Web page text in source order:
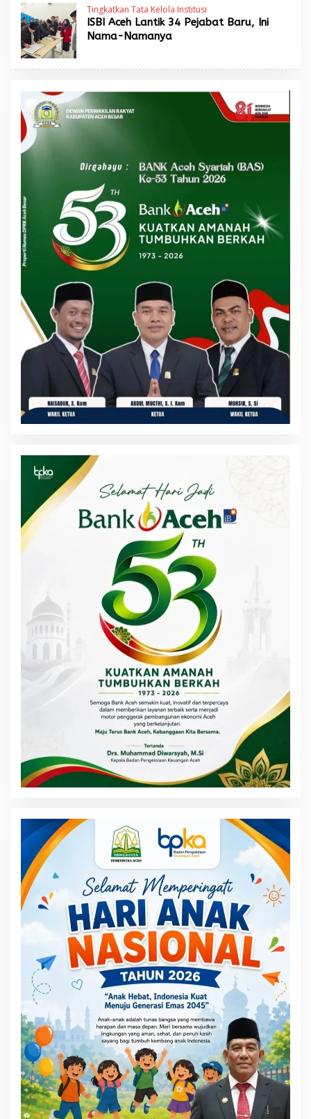
Tingkatkan Tata Kelola Institusi
ISBI Aceh Lantik 34 Pejabat Baru, Ini
Nama-Namanya